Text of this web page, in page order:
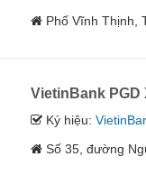
Phố Vĩnh Thịnh,
VietinBank PGD
Ký hiệu:
Số 35, đường